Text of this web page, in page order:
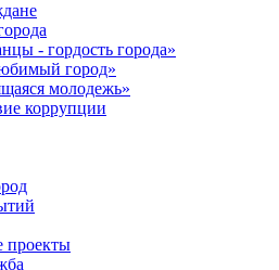
- гордость города»
город»
молодежь»
коррупции
проекты